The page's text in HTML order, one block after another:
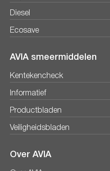
Diesel
Ecosave
AVIA smeermiddelen
Kentekencheck
Informatief
Productbladen
Veiligheidsbladen
Over AVIA